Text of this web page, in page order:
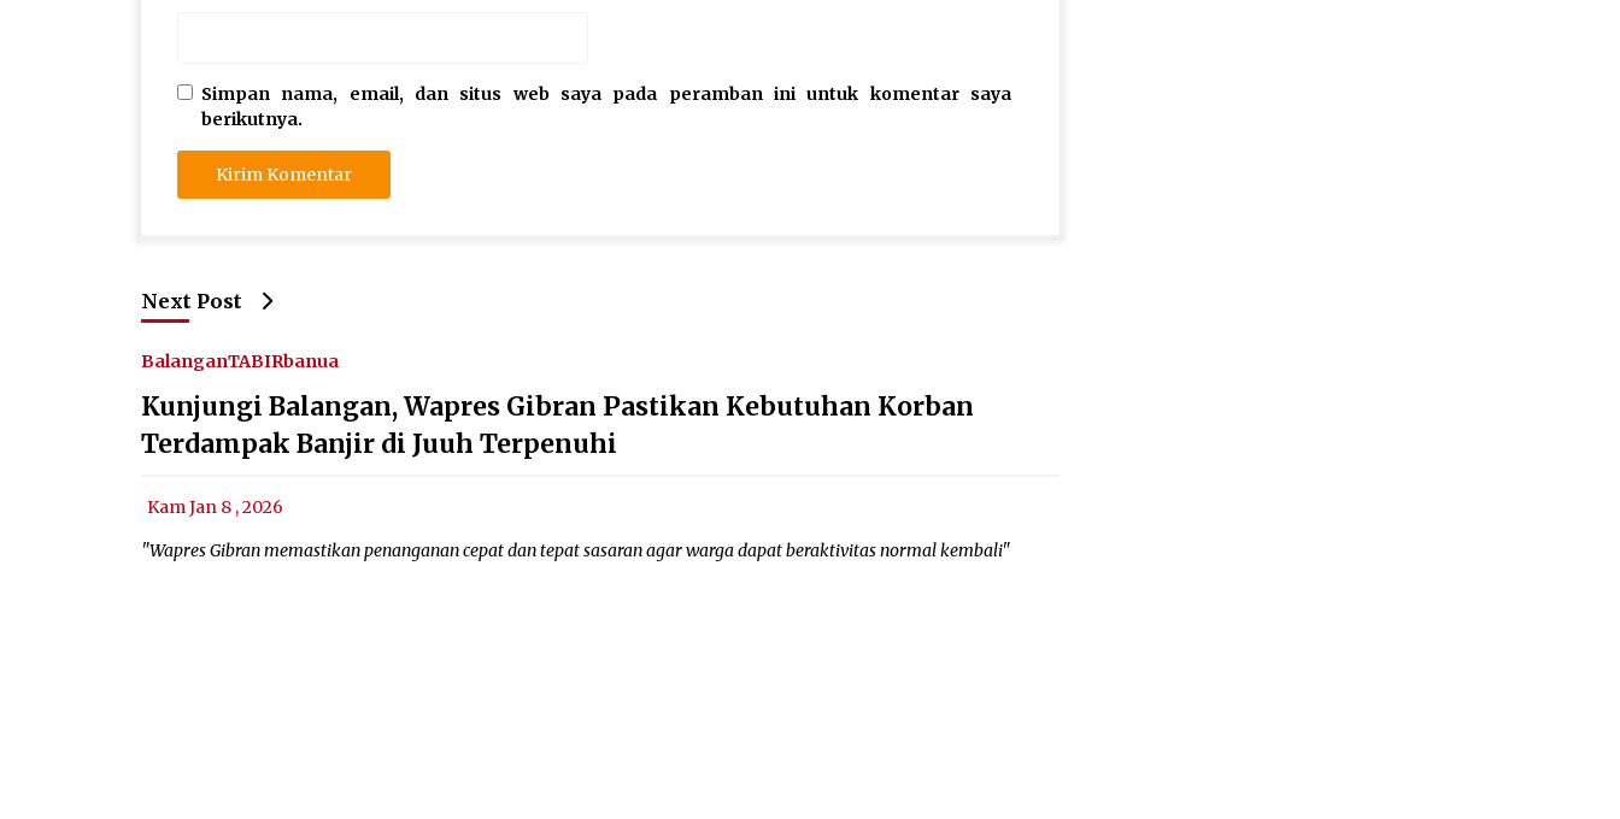
Simpan nama, email, dan situs web saya pada peramban ini untuk komentar saya
berikutnya.
Next Post
BalanganTABIRbanua
Kunjungi Balangan, Wapres Gibran Pastikan Kebutuhan Korban
Terdampak Banjir di Juuh Terpenuhi
Kam Jan 8 , 2026
"Wapres Gibran memastikan penanganan cepat dan tepat sasaran agar warga dapat beraktivitas normal kembali"